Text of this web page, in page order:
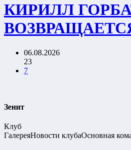
КИРИЛЛ
06.08.2026
23
7
Зенит
Клуб
ГалереяНовости клубаОсновная